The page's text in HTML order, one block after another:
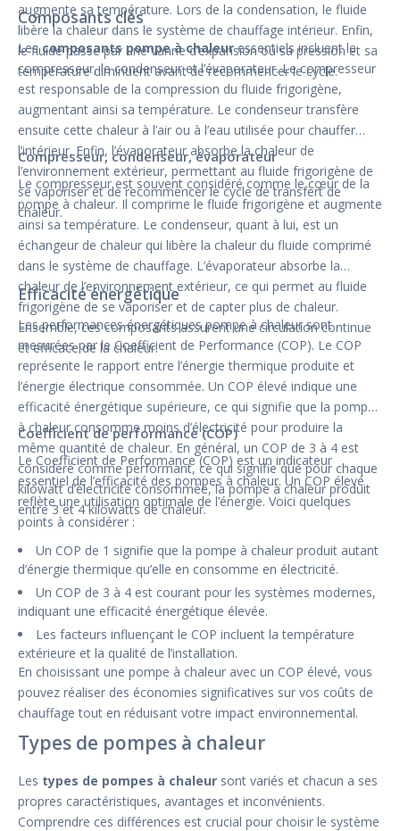
augmente sa température. Lors de la condensation, le fluide
libère la chaleur dans le système de chauffage intérieur. Enfin,
le fluide passe par une vanne d’expansion où sa pression et sa
température diminuent avant de recommencer le cycle.
Composants clés
Lescomposants pompe à chaleuressentiels incluent le
compresseur, le condenseur et l’évaporateur. Le compresseur
est responsable de la compression du fluide frigorigène,
augmentant ainsi sa température. Le condenseur transfère
ensuite cette chaleur à l’air ou à l’eau utilisée pour chauffer
l’intérieur. Enfin, l’évaporateur absorbe la chaleur de
l’environnement extérieur, permettant au fluide frigorigène de
se vaporiser et de recommencer le cycle de transfert de
chaleur.
Compresseur, condenseur, évaporateur
Le compresseur est souvent considéré comme le cœur de la
pompe à chaleur. Il comprime le fluide frigorigène et augmente
ainsi sa température. Le condenseur, quant à lui, est un
échangeur de chaleur qui libère la chaleur du fluide comprimé
dans le système de chauffage. L’évaporateur absorbe la
chaleur de l’environnement extérieur, ce qui permet au fluide
frigorigène de se vaporiser et de capter plus de chaleur.
Ensemble, ces composants assurent une circulation continue
et efficace de la chaleur.
Efficacité énergétique
Les performances énergétiques pompe à chaleur sont
mesurées par le Coefficient de Performance (COP). Le COP
représente le rapport entre l’énergie thermique produite et
l’énergie électrique consommée. Un COP élevé indique une
efficacité énergétique supérieure, ce qui signifie que la pompe
à chaleur consomme moins d’électricité pour produire la
même quantité de chaleur. En général, un COP de 3 à 4 est
considéré comme performant, ce qui signifie que pour chaque
kilowatt d’électricité consommée, la pompe à chaleur produit
entre 3 et 4 kilowatts de chaleur.
Coefficient de performance (COP)
Le Coefficient de Performance (COP) est un indicateur
essentiel de l’efficacité des pompes à chaleur. Un COP élevé
reflète une utilisation optimale de l’énergie. Voici quelques
points à considérer :
Un COP de 1 signifie que la pompe à chaleur produit autant
d’énergie thermique qu’elle en consomme en électricité.
Un COP de 3 à 4 est courant pour les systèmes modernes,
indiquant une efficacité énergétique élevée.
Les facteurs influençant le COP incluent la température
extérieure et la qualité de l’installation.
En choisissant une pompe à chaleur avec un COP élevé, vous
pouvez réaliser des économies significatives sur vos coûts de
chauffage tout en réduisant votre impact environnemental.
Types de pompes à chaleur
Les types de pompes à chaleur sont variés et chacun a ses
propres caractéristiques, avantages et inconvénients.
Comprendre ces différences est crucial pour choisir le système